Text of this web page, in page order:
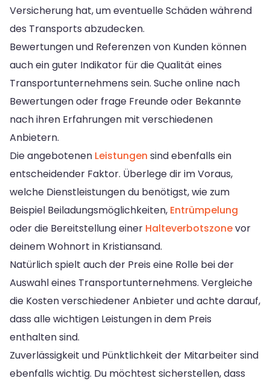
Versicherung hat, um eventuelle Schäden während
des Transports abzudecken.
Bewertungen und Referenzen von Kunden können
auch ein guter Indikator für die Qualität eines
Transportunternehmens sein. Suche online nach
Bewertungen oder frage Freunde oder Bekannte
nach ihren Erfahrungen mit verschiedenen
Anbietern.
Die angebotenen Leistungen sind ebenfalls ein
entscheidender Faktor. Überlege dir im Voraus,
welche Dienstleistungen du benötigst, wie zum
Beispiel Beiladungsmöglichkeiten, Entrümpelung
oder die Bereitstellung einer Halteverbotszonevor
deinem Wohnort in Kristiansand.
Natürlich spielt auch der Preis eine Rolle bei der
Auswahl eines Transportunternehmens. Vergleiche
die Kosten verschiedener Anbieter und achte darauf,
dass alle wichtigen Leistungen in dem Preis
enthalten sind.
Zuverlässigkeit und Pünktlichkeit der Mitarbeiter sind
ebenfalls wichtig. Du möchtest sicherstellen, dass